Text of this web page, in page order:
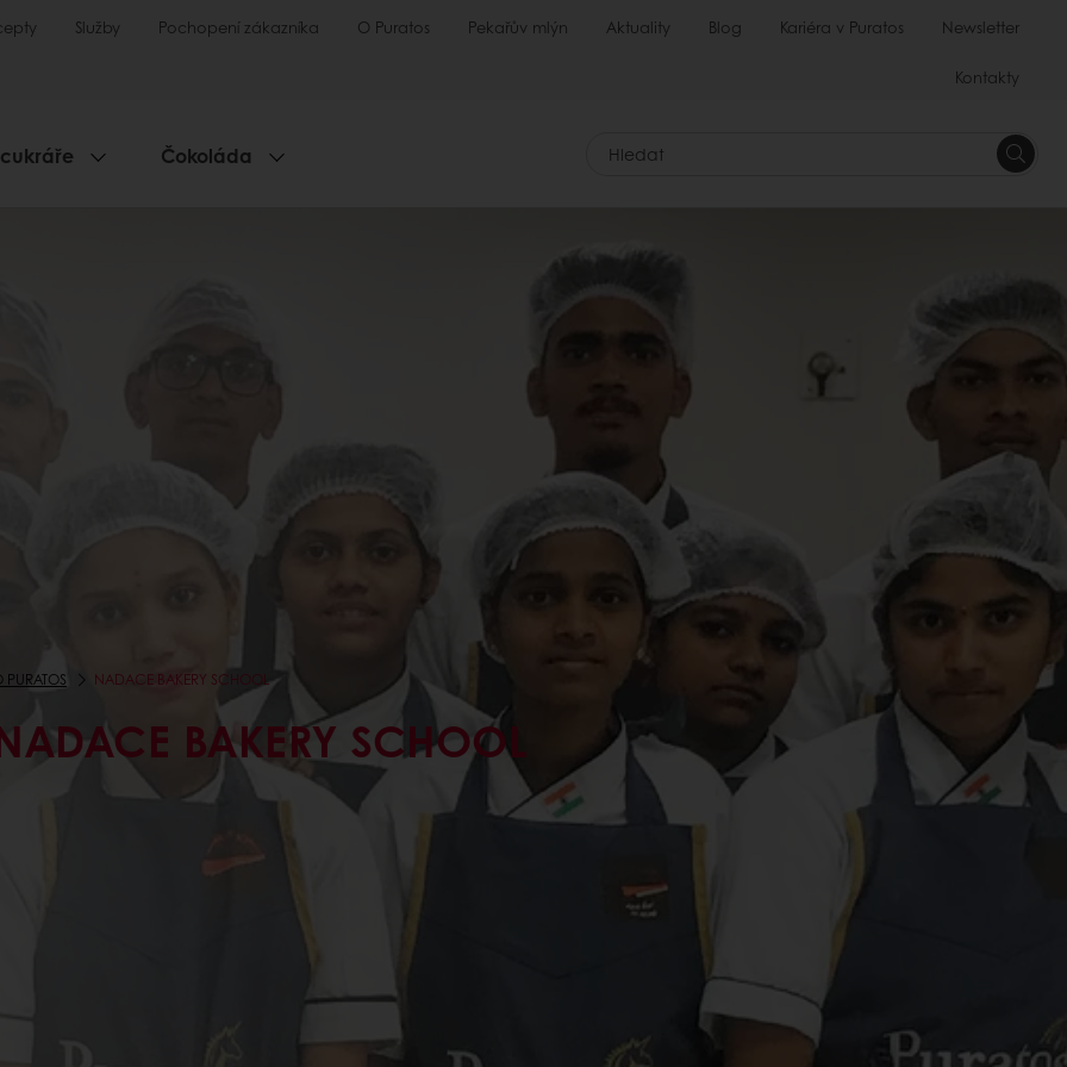
Služby Pochopení zákazníka O Puratos Pekařův mlýn Aktuality Blog Kariéra v Puratos Newsletter
Kontakty
Čokoláda Hledat
PURATOS NADACE BAKERY SCHOOL
BAKERY SCHOOL